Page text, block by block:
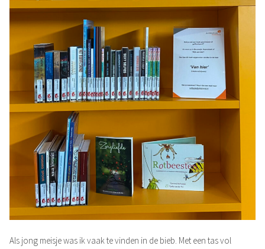
Als jong meisje was ik vaak te vinden in de bieb. Met een tas vol